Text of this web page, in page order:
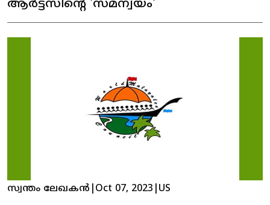
ആർട്ട്സിന്റെ 'സമന്വയം'
സ്വന്തം ലേഖകൻ Oct 07, 2023 US